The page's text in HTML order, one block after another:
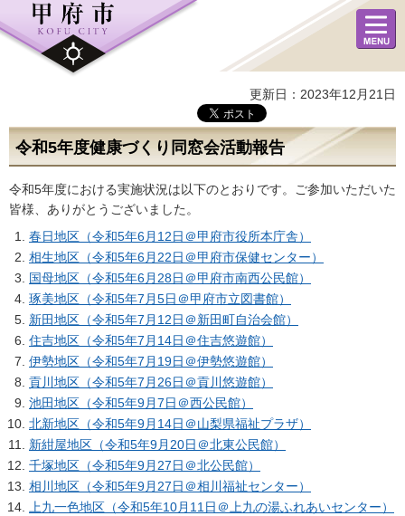
メニュ
ー
更新日：2023年12月21日
令和5年度健康づくり同窓会活動報告
令和5年度における実施状況は以下のとおりです。ご参加いただいた
皆様、ありがとうございました。
春日地区（令和5年6月12日＠甲府市役所本庁舎）
相生地区（令和5年6月22日＠甲府市保健センター）
国母地区（令和5年6月28日＠甲府市南西公民館）
琢美地区（令和5年7月5日＠甲府市立図書館）
新田地区（令和5年7月12日＠新田町自治会館）
住吉地区（令和5年7月14日＠住吉悠遊館）
伊勢地区（令和5年7月19日＠伊勢悠遊館）
貢川地区（令和5年7月26日＠貢川悠遊館）
池田地区（令和5年9月7日＠西公民館）
北新地区（令和5年9月14日＠山梨県福祉プラザ）
新紺屋地区（令和5年9月20日＠北東公民館）
千塚地区（令和5年9月27日＠北公民館）
相川地区（令和5年9月27日＠相川福祉センター）
上九一色地区（令和5年10月11日＠上九の湯ふれあいセンター）